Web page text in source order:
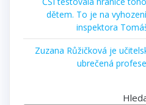
dětem. To je na
inspektora
Zuzana Růžičková je
ubrečená